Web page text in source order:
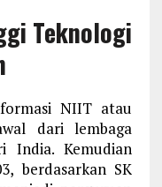
Teknologi
NIIT atau
dari lembaga
India. Kemudian
berdasarkan SK